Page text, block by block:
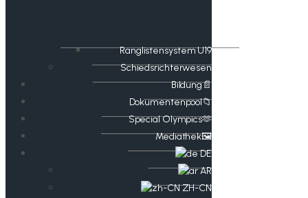
Ranglistensystem U19
Schiedsrichterwesen
Bildung📄
Dokumentenpool📁
​​Special Olympics🫶
Mediathek🖼️​
DE
AR
ZH-CN